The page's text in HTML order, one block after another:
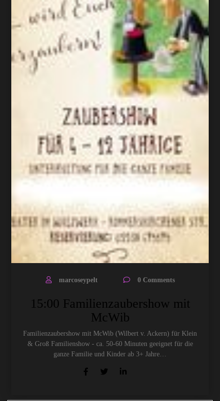
marcoseypelt 0 Comments
15:00 Familienzaubershow mit
McWib
Familienzaubershow mit McWib (Wilbert v. Ackern) für Klein
& Groß Familienshow - ca. 50-60 Minuten geeignet für die
ganze Familie und Kinder ab 3+ Jahre…